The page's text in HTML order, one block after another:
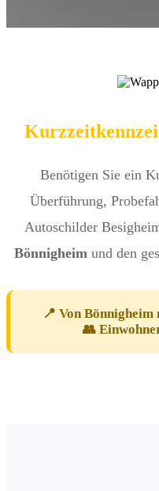
Benötigen Sie ein
Überführung,
Autoschilder
Bönnigheim und den
📍 Von Bönnigheim
👥